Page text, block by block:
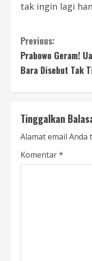
tak ingin lagi
Previous:
Prabowo Geram!
Bara Disebut Tak
Tinggalkan
Alamat email
Komentar*